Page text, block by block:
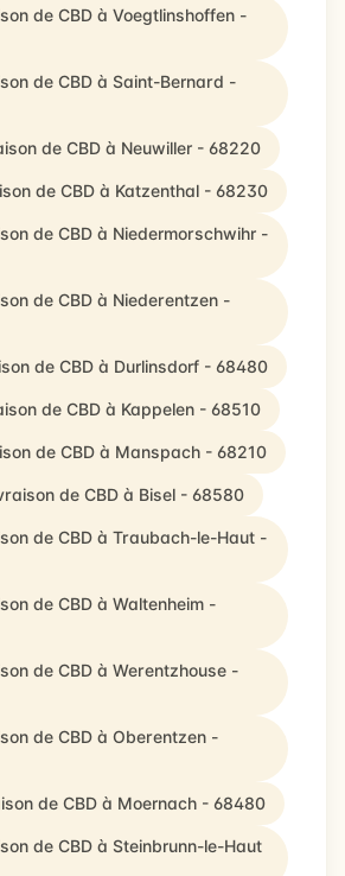
de CBD à Voegtlinshoffen -
de CBD à Saint-Bernard -
de CBD à Neuwiller - 68220
de CBD à Katzenthal - 68230
de CBD à Niedermorschwihr -
de CBD à Niederentzen -
de CBD à Durlinsdorf - 68480
de CBD à Kappelen - 68510
de CBD à Manspach - 68210
de CBD à Bisel - 68580
de CBD à Traubach-le-Haut -
de CBD à Waltenheim -
de CBD à Werentzhouse -
de CBD à Oberentzen -
de CBD à Moernach - 68480
de CBD à Steinbrunn-le-Haut